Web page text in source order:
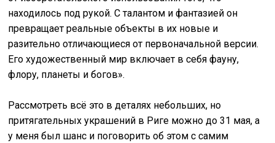
находилось под рукой. С талантом и фантазией он
превращает реальные объекты в их новые и
разительно отличающиеся от первоначальной версии.
Его художественный мир включает в себя фауну,
флору, планеты и богов».
Рассмотреть всё это в деталях небольших, но
притягательных украшений в Риге можно до 31 мая, а
у меня был шанс и поговорить об этом с самим